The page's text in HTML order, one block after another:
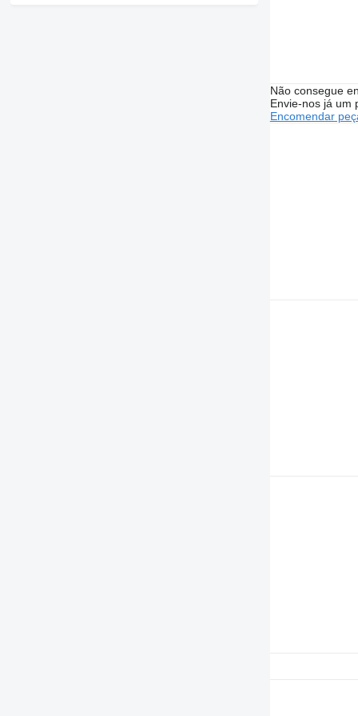
Não consegue
Envie-nos já um
Encomendar